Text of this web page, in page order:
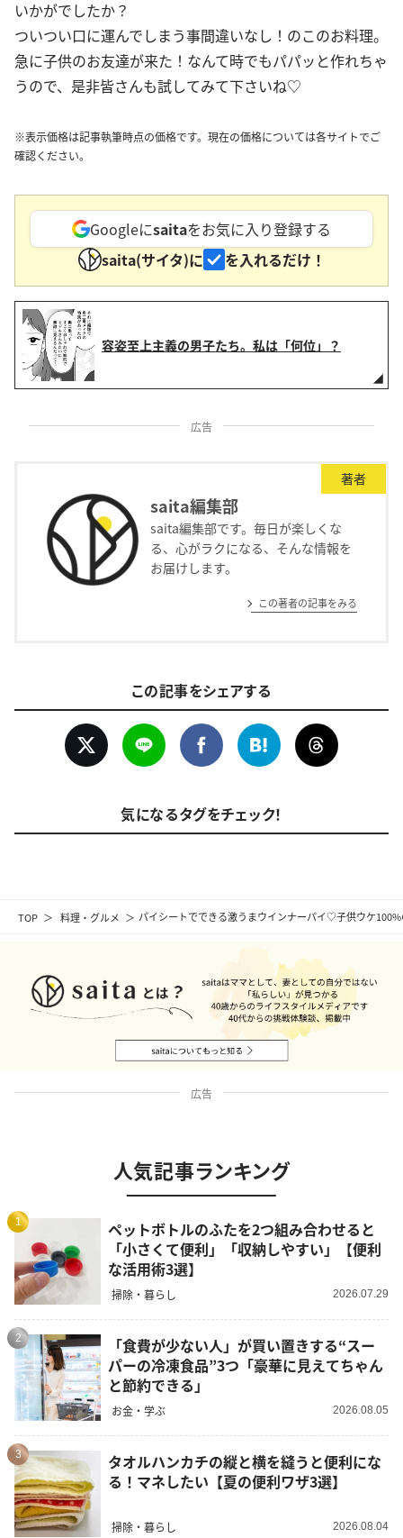
TOP 料理・グルメ パイシートでできる激うまウインナーパイ♡子供ウケ
いかがでしたか？
ついつい口に運んでしまう事間違いなし！のこのお料理。
急に子供のお友達が来た！なんて時でもパパッと作れちゃ
うので、是非皆さんも試してみて下さいね♡
※表示価格は記事執筆時点の価格です。現在の価格については各サイトでご
確認ください。
Googleにsaitaをお気に入り登録する
saita(サイタ)に
を入れるだけ！
容姿至上主義の男子たち。私は「何位」？
広告
著者
saita編集部
saita編集部です。毎日が楽しくな
る、心がラクになる、そんな情報を
お届けします。
この著者の記事をみる
この記事をシェアする
気になるタグをチェック！
広告
人気記事ランキング
1
ペットボトルのふたを2つ組み合わせると
「小さくて便利」「収納しやすい」【便利
な活用術3選】
掃除・暮らし 2026.07.29
2
「食費が少ない人」が買い置きする“スー
パーの冷凍食品”3つ「豪華に見えてちゃん
と節約できる」
お金・学ぶ 2026.08.05
3
タオルハンカチの縦と横を縫うと便利にな
る！マネしたい【夏の便利ワザ3選】
掃除・暮らし 2026.08.04